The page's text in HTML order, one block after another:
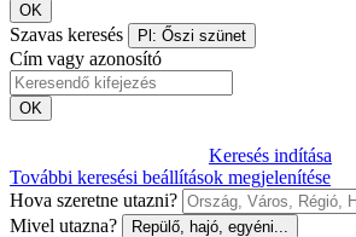
OK
Szavas keresés Pl: Őszi szünet
Cím vagy azonosító
OK
Keresés indítása
További keresési beállítások megjelenítése
Hova szeretne utazni?
Mivel utazna?
Repülő, hajó, egyéni...